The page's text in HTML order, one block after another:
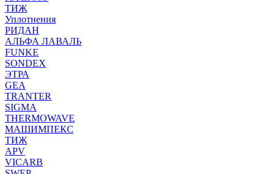
ТИЖ
Уплотнения
РИДАН
АЛЬФА ЛАВАЛЬ
FUNKE
SONDEX
ЭТРА
GEA
TRANTER
SIGMA
THERMOWAVE
МАШИМПЕКС
ТИЖ
APV
VICARB